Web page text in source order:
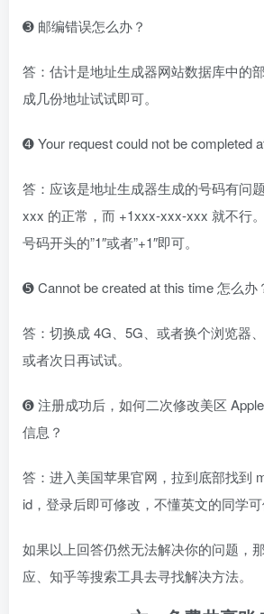
➌ 邮编错误怎么办？
答：估计是地址生成器网站数据库中的
成几份地址试试即可。
➍ Your request could not be completed
答：应该是地址生成器生成的号码有问
xxx 的正常，而 +1xxx-xxx-xxx 就不行
号码开头的”1″或者”+1″即可。
➎ Cannot be created at this time 怎么办
答：切换成 4G、5G、或者换个浏览器
或者次日再试试。
➏ 注册成功后，如何二次修改美区
信息？
答：进入美国苹果官网 ，拉到底部找到
id，登录后即可修改，不懂英文的同学可
如果以上回答仍然无法解决你的问题，
应、知乎等搜索工具去寻找解决方法。